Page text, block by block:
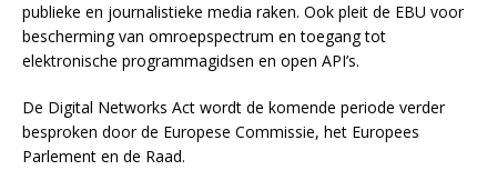
publieke en journalistieke media raken. Ook pleit de EBU voor
bescherming van omroepspectrum en toegang tot
elektronische programmagidsen en open API’s.
De Digital Networks Act wordt de komende periode verder
besproken door de Europese Commissie, het Europees
Parlement en de Raad.